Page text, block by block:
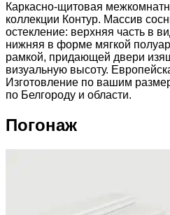
Каркасно-щитовая
коллекции Контур. Массив
остекление: верхняя часть в
нижняя в форме мягкой
рамкой, придающей двери
визуальную высоту.
Изготовление по вашим
по Белгороду и области.
Погонаж